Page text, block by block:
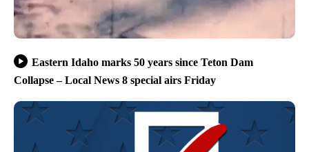
Eastern Idaho marks 50 years since Teton Dam
Collapse – Local News 8 special airs Friday